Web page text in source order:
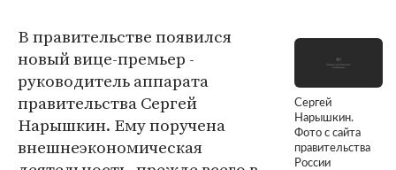
Сергей
Нарышкин.
Фото с сайта
правительства
России
В правительстве появился
новый вице-премьер -
руководитель аппарата
правительства Сергей
Нарышкин. Ему поручена
внешнеэкономическая